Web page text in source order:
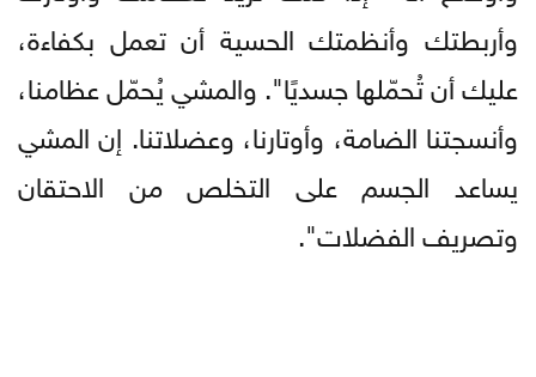
وأربطتك وأنظمتك الحسية أن تعمل بكفاءة،
عليك أن تُحمّلها جسديًا". والمشي يُحمّل عظامنا،
وأنسجتنا الضامة، وأوتارنا، وعضلاتنا. إن المشي
يساعد الجسم على التخلص من الاحتقان
وتصريف الفضلات".